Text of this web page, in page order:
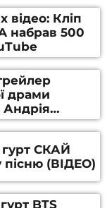
відео: Кліп
набрав 500
драми
Андрія
гурт СКАЙ
пісню (ВІДЕО)
BTS